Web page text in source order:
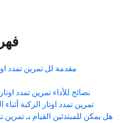
مقدمة لل تمرين تمدد
نصائح للأداء تمرين تمدد
تمرين تمدد اوتار الركبة
هل يمكن للمبتدئين القيام بـ تمرين